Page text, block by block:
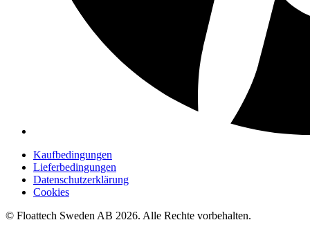
Kaufbedingungen
Lieferbedingungen
Datenschutzerklärung
Cookies
© Floattech Sweden AB 2026. Alle Rechte vorbehalten.